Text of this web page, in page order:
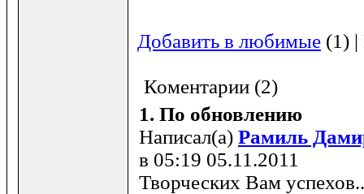
Добавить в любимые (1)
Коментарии (2)
1. По обновлению
Написал(а) Рамиль
в 05:19 05.11.2011
Творческих Вам